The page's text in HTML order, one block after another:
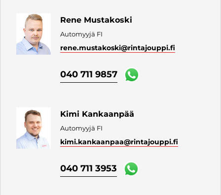
Rene Mustakoski
Automyyjä FI
rene.mustakoski@rintajouppi.fi
040 711 9857
Kimi Kankaanpää
Automyyjä FI
kimi.kankaanpaa@rintajouppi.fi
040 711 3953